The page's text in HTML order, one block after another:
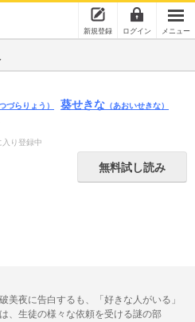
新規登録 ログイン メニュー
つづらりょう） 葵せきな （あおいせきな）
入り登録中
無料試し読み
美夜に告白するも、「好きな人がいる」
、生徒の様々な依頼を受ける謎の部